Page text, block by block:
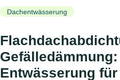
Dachentwässerung
Gefälledämmung:
Entwässerung